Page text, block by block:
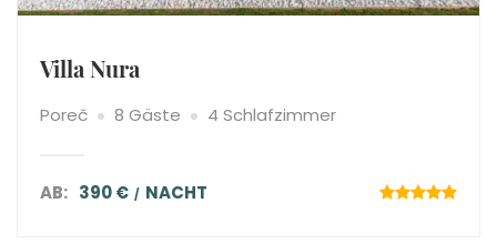
Villa Nura
Poreč 8 Gäste 4 Schlafzimmer
AB: 390 € NACHT